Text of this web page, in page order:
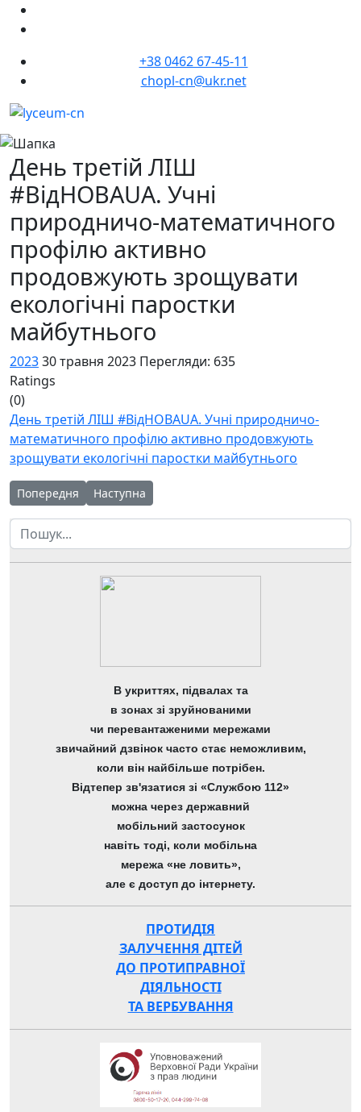
+38 0462 67-45-11
chopl-cn@ukr.net
День третій ЛІШ
#ВідНОВАUA. Учні
природничо-математичного
профілю активно
продовжують зрощувати
екологічні паростки
майбутнього
202330 травня 2023 Перегляди: 635
Ratings
(0)
День третій ЛІШ #ВідНОВАUA. Учні природничо-
математичного профілю активно продовжують
зрощувати екологічні паростки майбутнього
Попередня стаття: Четвертий день літньої школи
Попередня Наступна стаття: 28 травня - день Активності у
Наступна
Пошук
В укриттях, підвалах та
в зонах зі зруйнованими
чи перевантаженими мережами
звичайний дзвінок часто стає неможливим,
коли він найбільше потрібен.
Відтепер зв'язатися зі «Службою 112»
можна через державний
мобільний застосунок
навіть тоді, коли мобільна
мережа «не ловить»,
але є доступ до інтернету.
ПРОТИДІЯ
ЗАЛУЧЕННЯ ДІТЕЙ
ДО ПРОТИПРАВНОЇ
ДІЯЛЬНОСТІ
ТА ВЕРБУВАННЯ